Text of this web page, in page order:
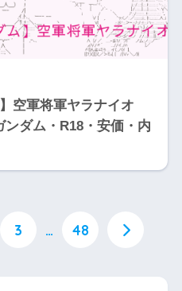
空軍将軍ヤラナイオ
ダム・R18・安価・内
3 … 48